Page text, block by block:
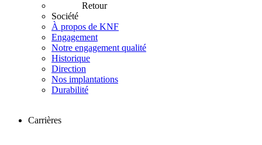
Retour
Société
À propos de KNF
Engagement
Notre engagement qualité
Historique
Direction
Nos implantations
Durabilité
Carrières